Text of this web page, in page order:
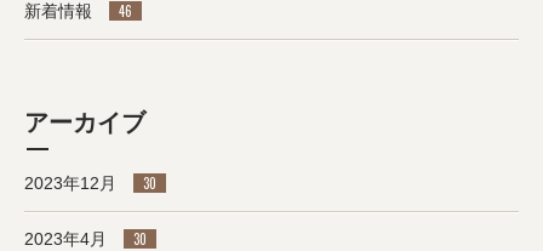
新着情報 46
アーカイブ
2023年12月 30
2023年4月 30